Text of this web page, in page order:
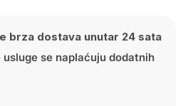
brza dostava unutar 24 sata
se naplaćuju dodatnih